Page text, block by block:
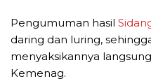
Pengumuman hasil
daring dan luring,
menyaksikannya
Kemenag.